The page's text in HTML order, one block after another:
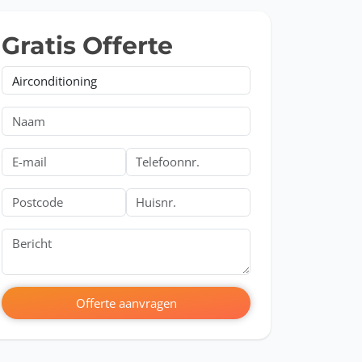
Gratis Offerte
Offerte aanvragen